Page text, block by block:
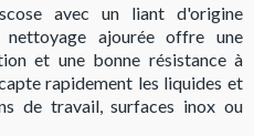
avec un liant d'origine
ajourée offre une
et une bonne résistance à
rapidement les liquides et
de travail, surfaces inox ou